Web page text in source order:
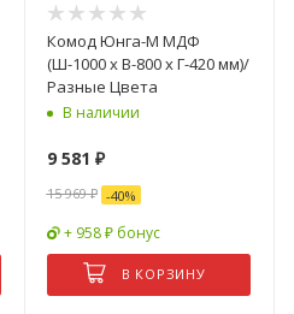
Комод Юнга-М МДФ
(Ш-1000 x В-800 x Г-420 мм)/
Разные Цвета
В наличии
9 581 ₽
15 969₽ -40%
+ 958 ₽ бонус
В КОРЗИНУ